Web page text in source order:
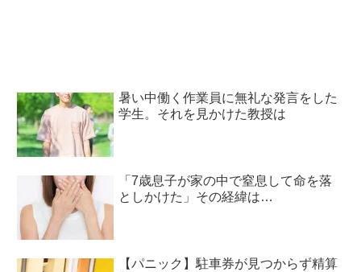
暑い中働く作業員に無礼な発言をした
学生。それを見かけた教授は
「7歳息子が家の中で窒息して命を落
としかけた」その経緯は…
【パニック】駐車券が見つからず精算